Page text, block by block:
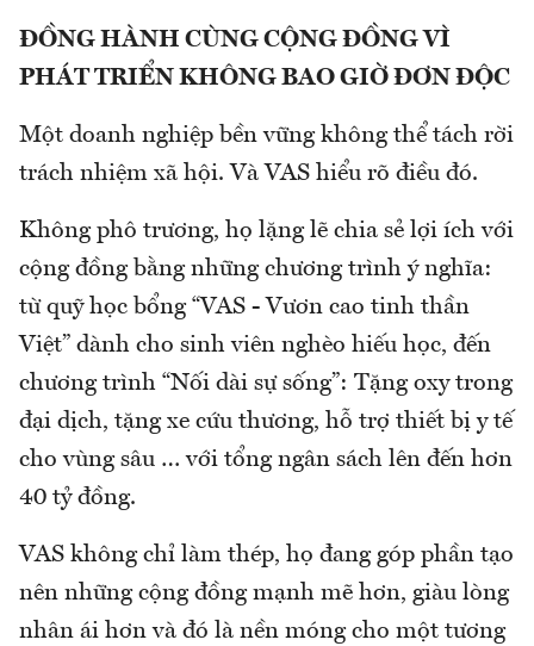
ĐỒNG HÀNH CÙNG CỘNG ĐỒNG VÌ
PHÁT TRIỂN KHÔNG BAO GIỜ ĐƠN ĐỘC
Một doanh nghiệp bền vững không thể tách rời
trách nhiệm xã hội. Và VAS hiểu rõ điều đó.
Không phô trương, họ lặng lẽ chia sẻ lợi ích với
cộng đồng bằng những chương trình ý nghĩa:
từ quỹ học bổng “VAS - Vươn cao tinh thần
Việt” dành cho sinh viên nghèo hiếu học, đến
chương trình “Nối dài sự sống”: Tặng oxy trong
đại dịch, tặng xe cứu thương, hỗ trợ thiết bị y tế
cho vùng sâu … với tổng ngân sách lên đến hơn
40 tỷ đồng.
VAS không chỉ làm thép, họ đang góp phần tạo
nên những cộng đồng mạnh mẽ hơn, giàu lòng
nhân ái hơn và đó là nền móng cho một tương